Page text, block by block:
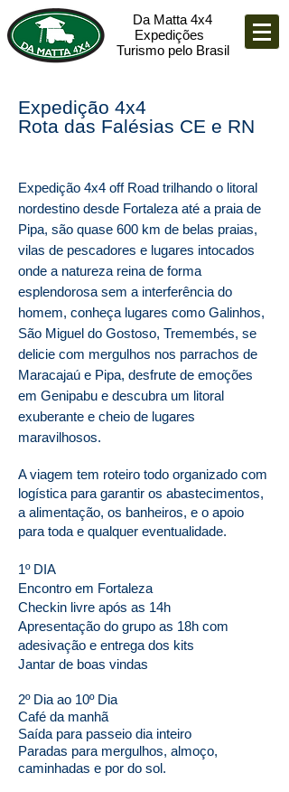
Da Matta 4x4
Expedições
Turismo pelo Brasil
Expedição 4x4
Rota das Falésias CE e RN
Expedição 4x4 off Road trilhando o litoral
nordestino desde Fortaleza até a praia de
Pipa, são quase 600 km de belas praias,
vilas de pescadores e lugares intocados
onde a natureza reina de forma
esplendorosa sem a interferência do
homem, conheça lugares como Galinhos,
São Miguel do Gostoso, Tremembés, se
delicie com mergulhos nos parrachos de
Maracajaú e Pipa, desfrute de emoções
em Genipabu e descubra um litoral
exuberante e cheio de lugares
maravilhosos.
A viagem tem roteiro todo organizado com
logística para garantir os abastecimentos,
a alimentação, os banheiros, e o apoio
para toda e qualquer eventualidade.
1º DIA
Encontro em Fortaleza
Checkin livre após as 14h
Apresentação do grupo as 18h com
adesivação e entrega dos kits
Jantar de boas vindas
2º Dia ao 10º Dia
Café da manhã
Saída para passeio dia inteiro
Paradas para mergulhos, almoço,
caminhadas e por do sol.